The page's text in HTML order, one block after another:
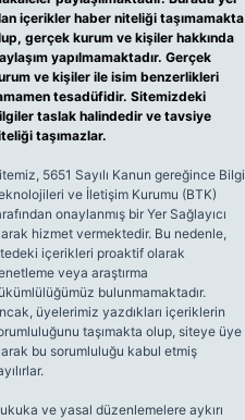
içerikler haber niteliği taşımamakta
gerçek kurum ve kişiler hakkında
yapılmamaktadır. Gerçek
ve kişiler ile isim benzerlikleri
tesadüfidir. Sitemizdeki
taslak halindedir ve tavsiye
taşımazlar.
5651 Sayılı Kanun gereğince Bilgi
ve İletişim Kurumu (BTK)
onaylanmış bir Yer Sağlayıcı
hizmet vermektedir. Bu nedenle,
içerikleri proaktif olarak
veya araştırma
bulunmamaktadır.
üyelerimiz yazdıkları içeriklerin
taşımakta olup, siteye üye
bu sorumluluğu kabul etmiş
ve yasal düzenlemelere aykırı